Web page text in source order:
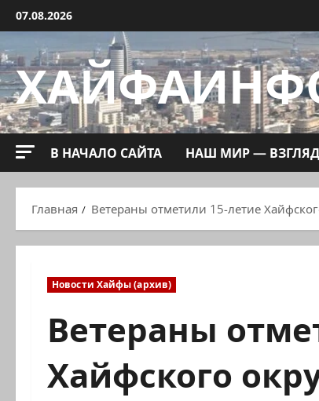
Перейти
к
содержимому
07.08.2026
В НАЧАЛО САЙТА НАШ МИР —
Главная Ветераны отметили 15-летие
Новости Хайфы (архив)
Ветераны
Хайфского